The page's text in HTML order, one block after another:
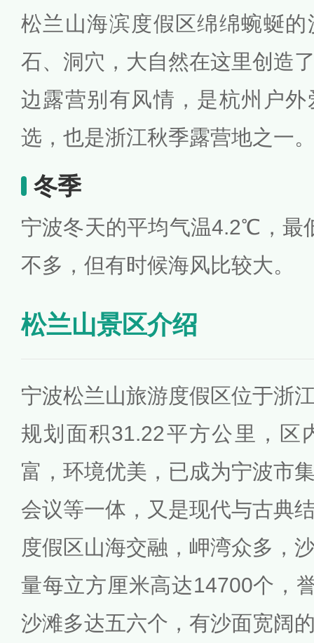
松兰山海滨度假区绵绵蜿蜒
石、洞穴，大自然在这里创造
边露营别有风情，是杭州户
选，也是浙江秋季露营地之一
冬季
宁波冬天的平均气温4.2℃，
不多，但有时候海风比较大。
松兰山景区介绍
宁波松兰山旅游度假区位于浙
规划面积31.22平方公里，区
富，环境优美，已成为宁波市
会议等一体，又是现代与古典
度假区山海交融，岬湾众多，
量每立方厘米高达14700个，
沙滩多达五六个，有沙面宽阔